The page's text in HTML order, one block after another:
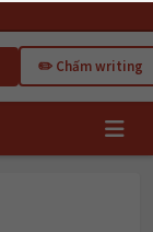
✏️ Chấm writing